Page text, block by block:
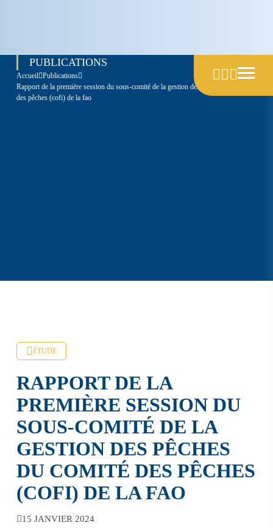
PUBLICATIONS
accueil
publications
rapport de la première session du sous-comité de la gestion des pêches du comité
des pêches (cofi) de la fao
ÉTUDE
RAPPORT DE LA
PREMIÈRE SESSION DU
SOUS-COMITÉ DE LA
GESTION DES PÊCHES
DU COMITÉ DES PÊCHES
(COFI) DE LA FAO
15 JANVIER 2024